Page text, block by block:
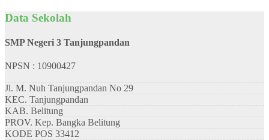
Data Sekolah
SMP Negeri 3 Tanjungpandan
NPSN : 10900427
Jl. M. Nuh Tanjungpandan No 29
KEC. Tanjungpandan
KAB. Belitung
PROV. Kep. Bangka Belitung
KODE POS 33412